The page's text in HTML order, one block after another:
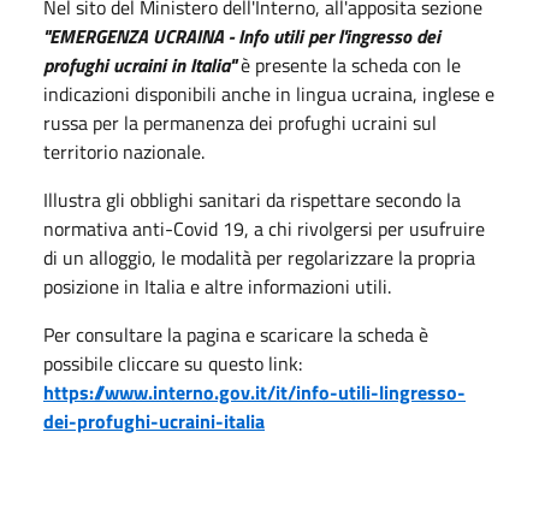
Nel sito del Ministero dell'Interno, all'apposita sezione
"EMERGENZA UCRAINA - Info utili per l'ingresso dei
profughi ucraini in Italia"è presente la scheda con le
indicazioni disponibili anche in lingua ucraina, inglese e
russa per la permanenza dei profughi ucraini sul
territorio nazionale.
Illustra gli obblighi sanitari da rispettare secondo la
normativa anti-Covid 19, a chi rivolgersi per usufruire
di un alloggio, le modalità per regolarizzare la propria
posizione in Italia e altre informazioni utili.
Per consultare la pagina e scaricare la scheda è
possibile cliccare su questo link:
https://www.interno.gov.it/it/info-utili-lingresso-
dei-profughi-ucraini-italia